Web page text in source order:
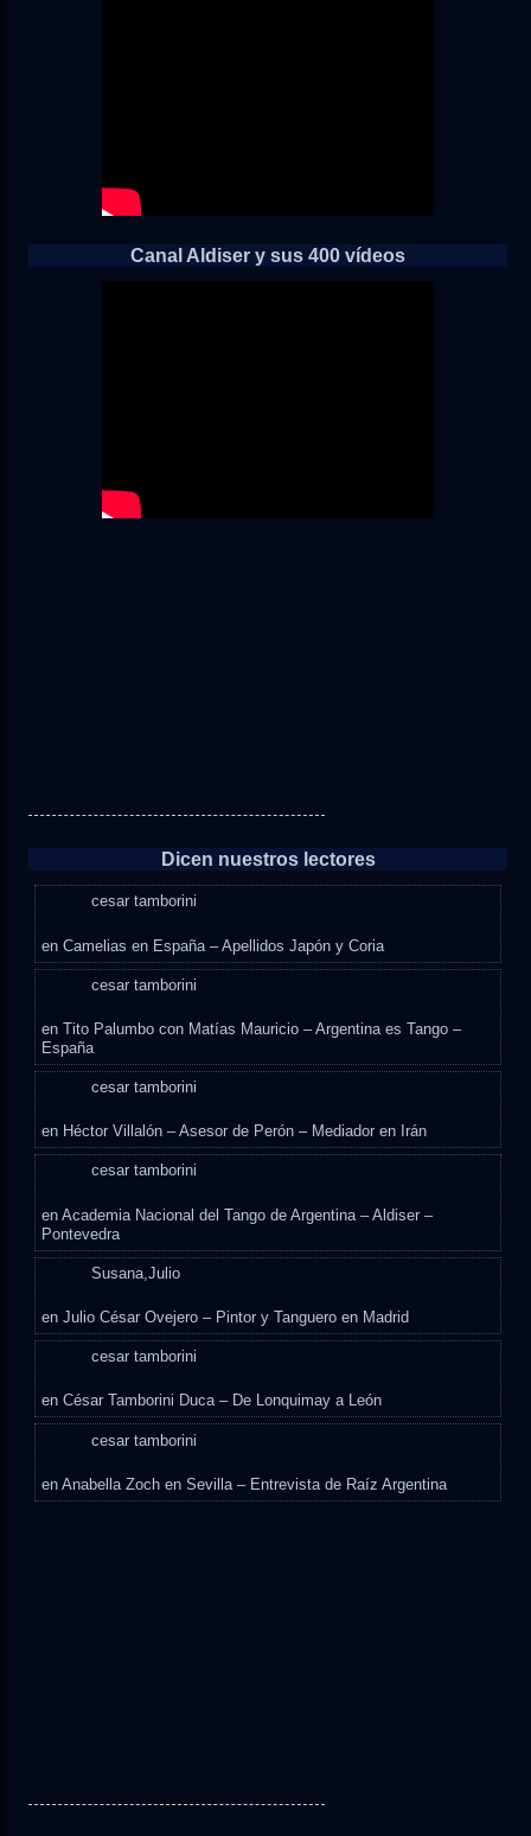
Canal Aldiser y sus 400 vídeos
Dicen nuestros lectores
cesar tamborini
enCamelias en España – Apellidos Japón y Coria
cesar tamborini
enTito Palumbo con Matías Mauricio – Argentina es Tango –
España
cesar tamborini
en Héctor Villalón – Asesor de Perón – Mediador en Irán
cesar tamborini
enAcademia Nacional del Tango de Argentina – Aldiser –
Pontevedra
Susana,Julio
enJulio César Ovejero – Pintor y Tanguero en Madrid
cesar tamborini
enCésar Tamborini Duca – De Lonquimay a León
cesar tamborini
enAnabella Zoch en Sevilla – Entrevista de Raíz Argentina